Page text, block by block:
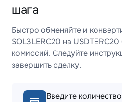
шага
Быстро обменяйте и
SOL3LERC20 на
комиссий. Следуйте
завершить сделку.
Введите